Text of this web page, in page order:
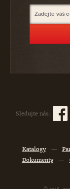
Sledujte nás:
Katalogy —
Dokumenty
—